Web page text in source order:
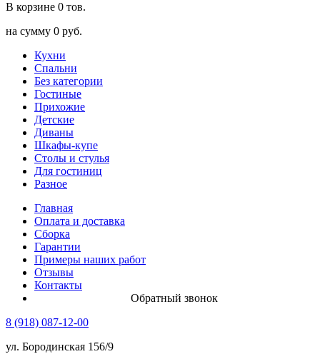
В корзине 0 тов.
на сумму 0 руб.
Кухни
Спальни
Без категории
Гостиные
Прихожие
Детские
Диваны
Шкафы-купе
Столы и стулья
Для гостиниц
Разное
Главная
Оплата и доставка
Сборка
Гарантии
Примеры наших работ
Отзывы
Контакты
Обратный звонок
8 (918) 087-12-00
ул. Бородинская 156/9